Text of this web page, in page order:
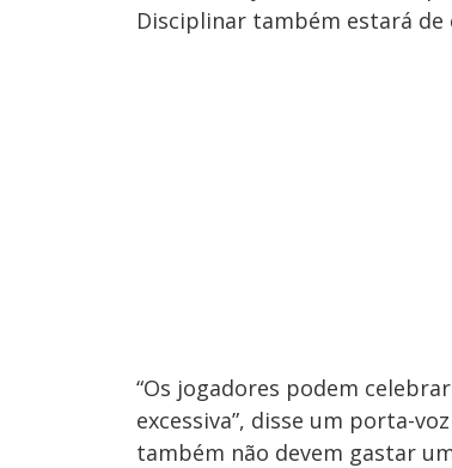
Disciplinar também estará
“Os jogadores podem
excessiva”, disse um porta-
também não devem gastar